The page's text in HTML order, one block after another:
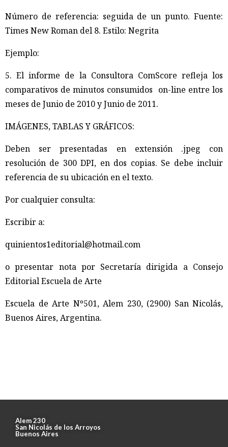
Número de referencia: seguida de un punto. Fuente:
Times New Roman del 8. Estilo: Negrita
Ejemplo:
5. El informe de la Consultora ComScore refleja los
comparativos de minutos consumidos on-line entre los
meses de Junio de 2010 y Junio de 2011.
IMÁGENES, TABLAS Y GRÁFICOS:
Deben ser presentadas en extensión .jpeg con
resolución de 300 DPI, en dos copias. Se debe incluir
referencia de su ubicación en el texto.
Por cualquier consulta:
Escribir a:
quinientos1editorial@hotmail.com
o presentar nota por Secretaría dirigida a Consejo
Editorial Escuela de Arte
Escuela de Arte Nº501, Alem 230, (2900) San Nicolás,
Buenos Aires, Argentina.
Alem 230
San Nicolás de los Arroyos
Buenos Aires